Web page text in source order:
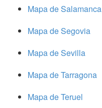
Mapa de Salamanca
Mapa de Segovia
Mapa de Sevilla
Mapa de Tarragona
Mapa de Teruel